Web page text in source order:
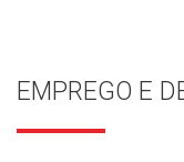
EMPREGO E